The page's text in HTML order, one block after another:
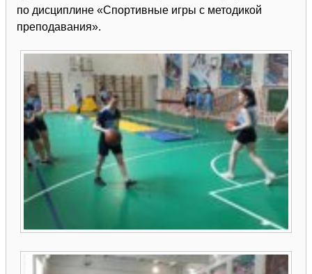
по дисциплине «Спортивные игры с методикой
преподавания».